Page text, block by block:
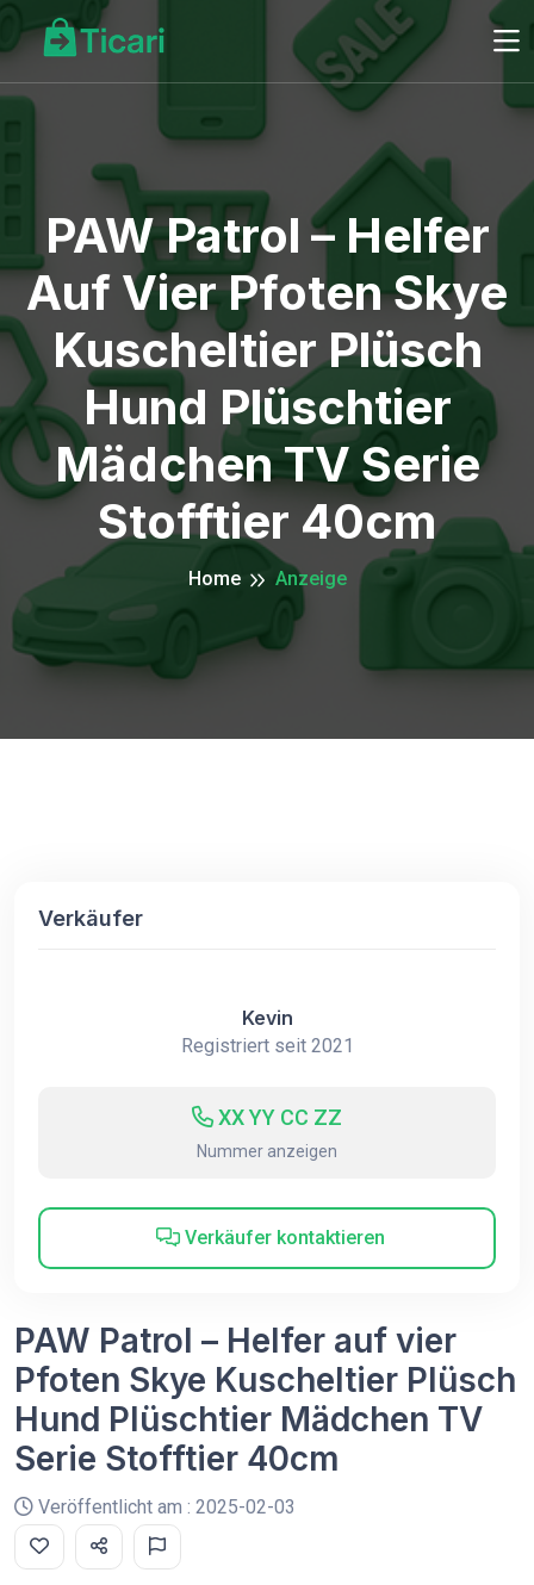
PAW Patrol – Helfer
Auf Vier Pfoten Skye
Kuscheltier Plüsch
Hund Plüschtier
Mädchen TV Serie
Stofftier 40cm
Home Anzeige
Verkäufer
Kevin
Registriert seit 2021
XX YY CC ZZ
Nummer anzeigen
Verkäufer kontaktieren
PAW Patrol – Helfer auf vier
Pfoten Skye Kuscheltier Plüsch
Hund Plüschtier Mädchen TV
Serie Stofftier 40cm
Veröffentlicht am : 2025-02-03